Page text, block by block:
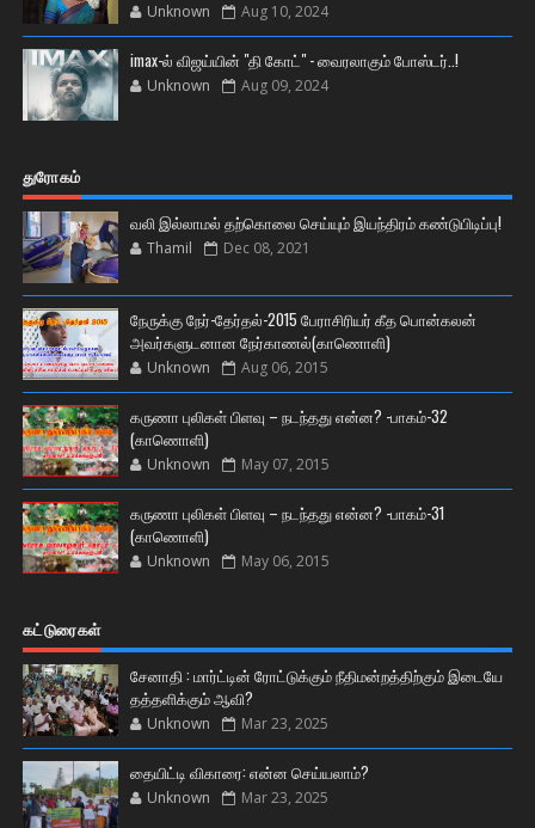
Unknown Aug 10, 2024
imax-ல் விஜய்யின் "தி கோட்" - வைரலாகும் போஸ்டர்..!
Unknown Aug 09, 2024
துரோகம்
வலி இல்லாமல் தற்கொலை செய்யும் இயந்திரம் கண்டுபிடிப்பு!
Thamil Dec 08, 2021
நேருக்கு நேர்-தேர்தல்-2015 பேராசிரியர் கீத பொன்கலன்
அவர்களுடனான நேர்காணல்(காணொளி)
Unknown Aug 06, 2015
கருணா புலிகள் பிளவு – நடந்தது என்ன? -பாகம்-32
(காணொளி)
Unknown May 07, 2015
கருணா புலிகள் பிளவு – நடந்தது என்ன? -பாகம்-31
(காணொளி)
Unknown May 06, 2015
கட்டுரைகள்
சேனாதி : மார்ட்டின் ரோட்டுக்கும் நீதிமன்றத்திற்கும் இடையே
தத்தளிக்கும் ஆவி?
Unknown Mar 23, 2025
தையிட்டி விகாரை: என்ன செய்யலாம்?
Unknown Mar 23, 2025